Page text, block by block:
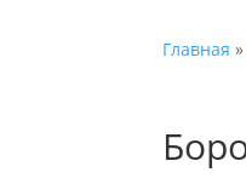
Главная »